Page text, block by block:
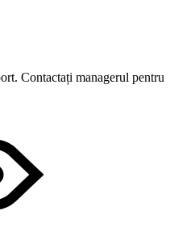
Contactați managerul pentru